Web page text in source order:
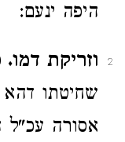
היפה ינעם:
2 וזריקת דמו.
שחיטתו
אסורה עכ"ל